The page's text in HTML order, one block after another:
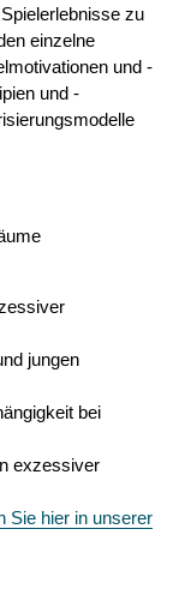
zu
einzelne
und -
und -
jungen
bei
exzessiver
Sie hier in unserer